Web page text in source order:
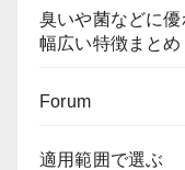
臭いや菌などに
幅広い特徴まとめ
Forum
適用範囲で選ぶ